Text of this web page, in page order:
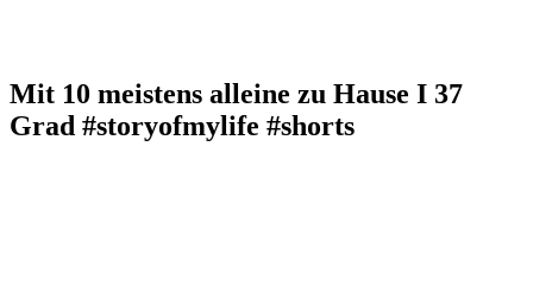
Mit 10 meistens alleine zu Hause I 37
Grad #storyofmylife #shorts